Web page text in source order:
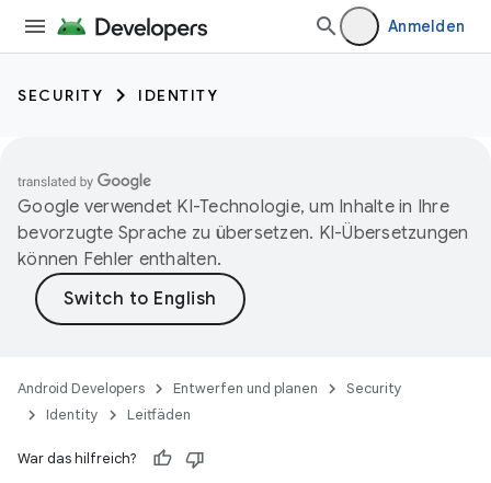
Anmelden
SECURITY IDENTITY
Google verwendet KI-Technologie, um Inhalte in Ihre
bevorzugte Sprache zu übersetzen. KI-Übersetzungen
können Fehler enthalten.
Android Developers Entwerfen und planen
Security
Identity
Leitfäden
War das hilfreich?